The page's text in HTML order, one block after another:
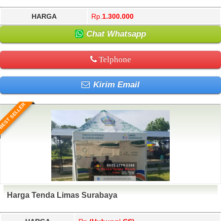
HARGA Rp. 1.300.000
Chat Whatsapp
Telphone
Kirim Email
SELLER
Harga Tenda Limas Surabaya